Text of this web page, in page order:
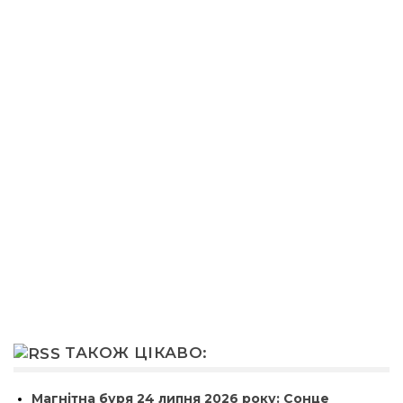
ТАКОЖ ЦІКАВО:
Магнітна буря 24 липня 2026 року: Сонце